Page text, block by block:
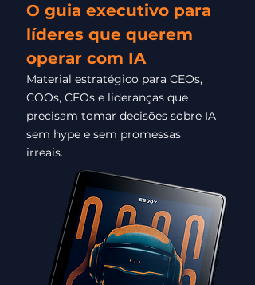
O guia executivo para
líderes que querem
operar com IA
Material estratégico para CEOs,
COOs, CFOs e lideranças que
precisam tomar decisões sobre IA
sem hype e sem promessas
irreais.